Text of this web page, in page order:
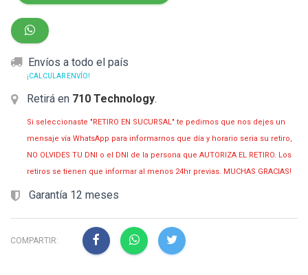
Envíos a todo el país
¡CALCULAR ENVÍO!
Retirá en 710 Technology.
Si seleccionaste "RETIRO EN SUCURSAL" te pedimos que nos dejes un
mensaje vía WhatsApp para informarnos que día y horario seria su retiro,
NO OLVIDES TU DNI o el DNI de la persona que AUTORIZA EL RETIRO. Los
retiros se tienen que informar al menos 24hr previas. MUCHAS GRACIAS!
Garantía 12 meses
COMPARTIR: